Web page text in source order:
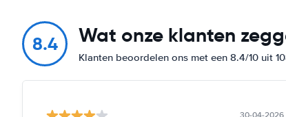
8.4 Wat onze klanten
Klanten beoordelen ons met een 8.4/10 uit